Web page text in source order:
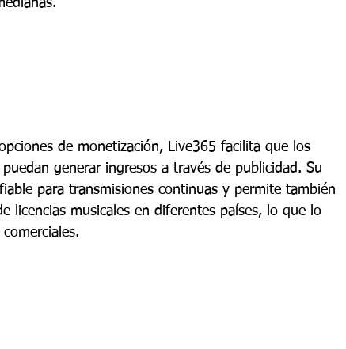
de monetización, Live365 facilita que los
generar ingresos a través de publicidad. Su
para transmisiones continuas y permite también
licencias musicales en diferentes países, lo que lo